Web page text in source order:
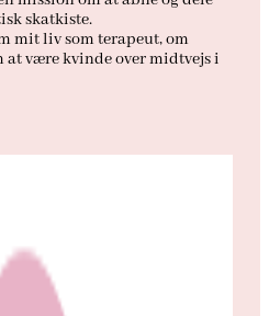
skatkiste.
mit liv som terapeut, om
være kvinde over midtvejs i